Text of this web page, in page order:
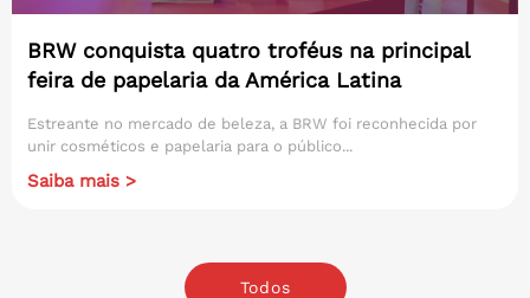
BRW conquista quatro troféus na principal
feira de papelaria da América Latina
Estreante no mercado de beleza, a BRW foi reconhecida por
unir cosméticos e papelaria para o público...
Saiba mais >
Todos